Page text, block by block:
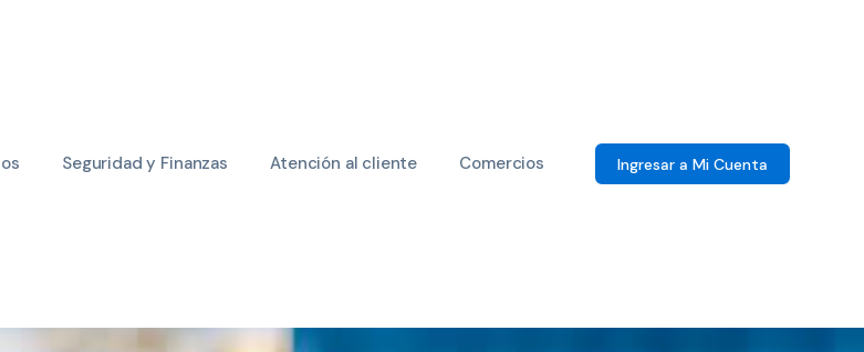
Seguridad y Finanzas Atención al cliente Comercios Ingresar a Mi Cuenta